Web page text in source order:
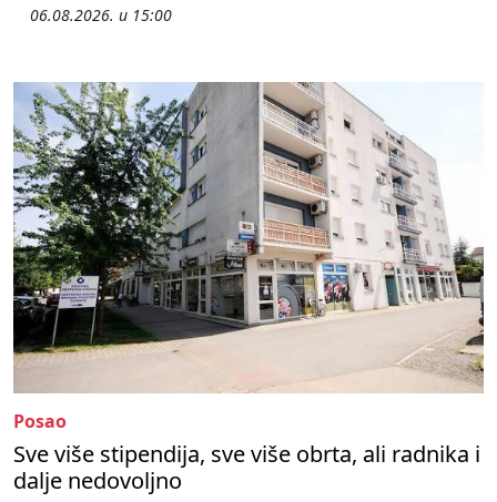
06.08.2026. u 15:00
Posao
Sve više stipendija, sve više obrta, ali radnika i
dalje nedovoljno